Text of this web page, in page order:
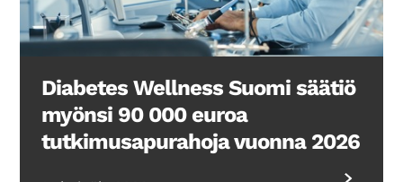
Diabetes Wellness Suomi säätiö
myönsi 90 000 euroa
tutkimusapurahoja vuonna 2026